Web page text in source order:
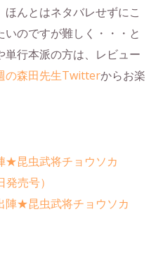
んとはネタバレせずにこ
のですが難しく・・・と
行本派の方は、レビュー
の森田先生Twitterからお楽
★昆虫武将チョウソカ
売号）
陣★昆虫武将チョウソカ